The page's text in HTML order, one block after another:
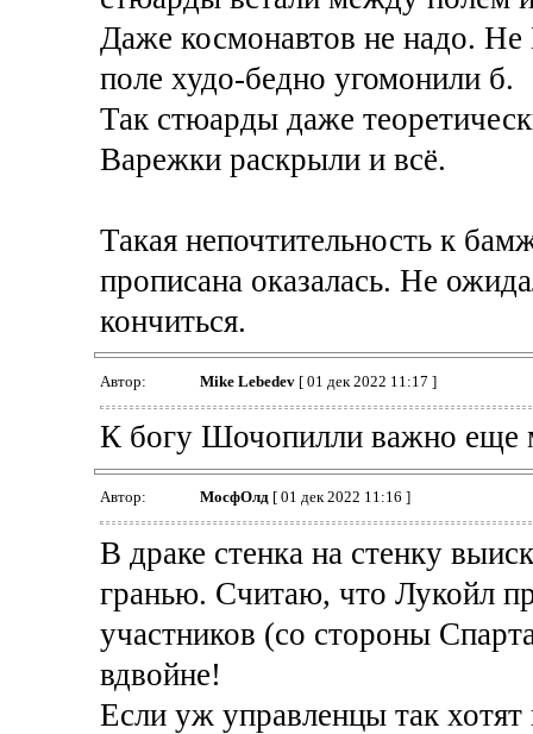
Даже космонавтов не надо.
поле худо-бедно угомонили б.
Так стюарды даже
Варежки раскрыли и всё.
Такая непочтительность к
прописана оказалась. Не
кончиться.
Автор: Mike Lebedev[ 01 дек 2022 11:17 ]
К богу Шочопилли важно еще
Автор: МосфОлд[ 01 дек 2022 11:16 ]
В драке стенка на стенку
гранью. Считаю, что Лукойл
участников (со стороны
вдвойне!
Если уж управленцы так хотят